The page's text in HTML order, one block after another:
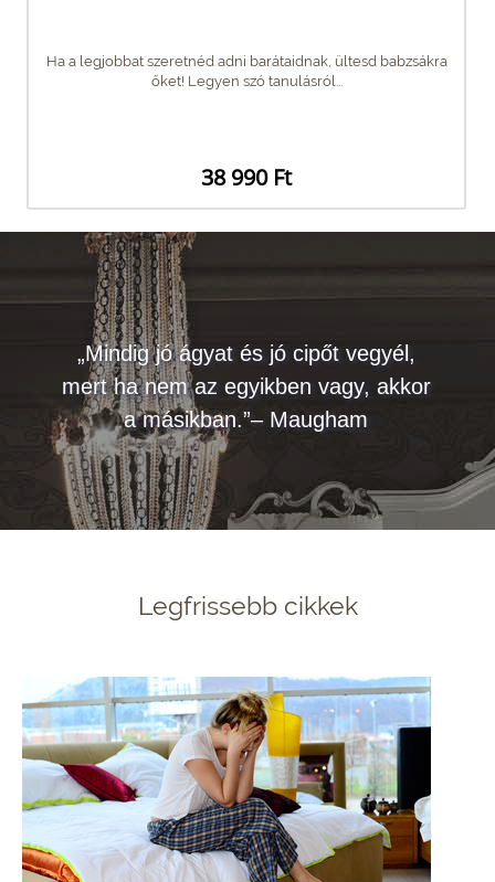
Ha a legjobbat szeretnéd adni barátaidnak, ültesd babzsákra
őket! Legyen szó tanulásról...
38 990 Ft
„Mindig jó ágyat és jó cipőt vegyél,
mert ha nem az egyikben vagy, akkor
a másikban.”– Maugham
Legfrissebb cikkek